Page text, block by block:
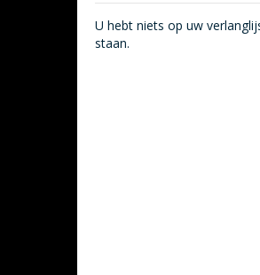
U hebt niets op uw
staan.